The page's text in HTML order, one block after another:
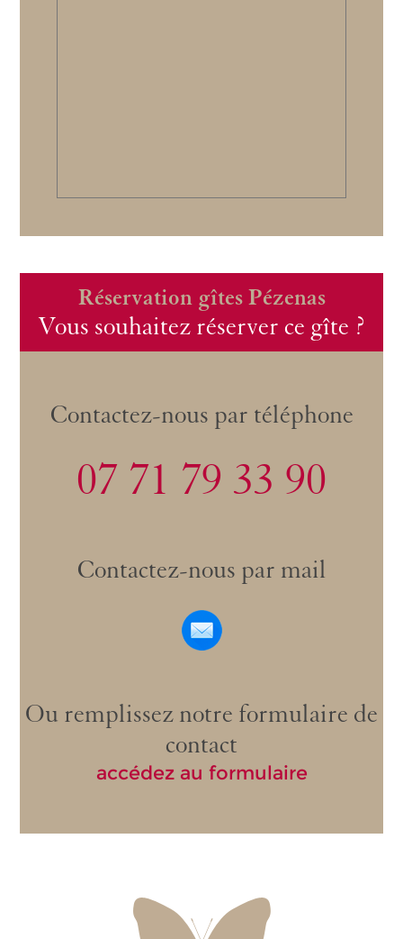
Réservation gîtes Pézenas
Vous souhaitez réserver ce gîte ?
Contactez-nous par téléphone
07 71 79 33 90
Contactez-nous par mail
Ou remplissez notre formulaire de
contact
accédez au formulaire